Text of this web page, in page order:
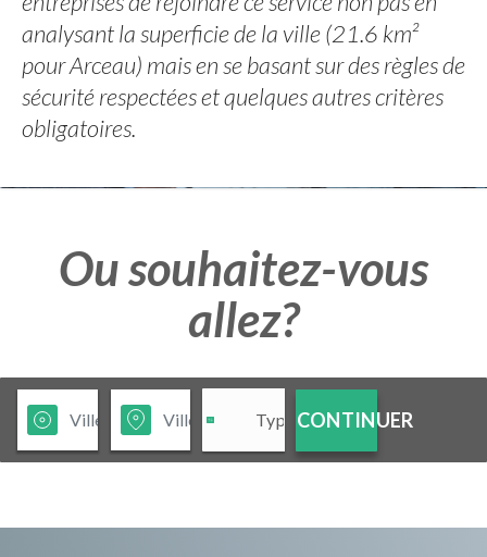
analysant la superficie de la ville (21.6 km²
pour Arceau) mais en se basant sur des règles de
sécurité respectées et quelques autres critères
obligatoires.
Ou souhaitez-vous
allez?
CONTINUER